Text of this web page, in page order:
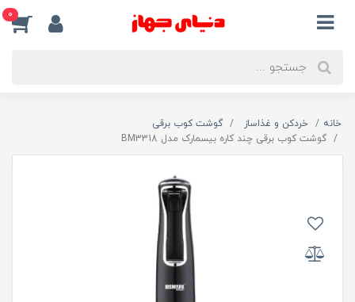
0
خانه خردکن و غذاساز
گوشت کوب برقی
گوشت كوب برقی چند كاره بیسمارک مدل BM3318